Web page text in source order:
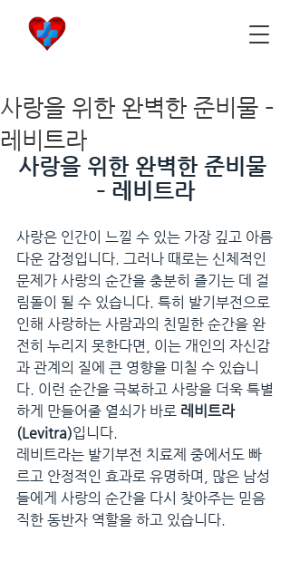
사랑을 위한 완벽한 준비물 –
레비트라
사랑을 위한 완벽한 준비물
– 레비트라
사랑은 인간이 느낄 수 있는 가장 깊고 아름
다운 감정입니다. 그러나 때로는 신체적인
문제가 사랑의 순간을 충분히 즐기는 데 걸
림돌이 될 수 있습니다. 특히 발기부전으로
인해 사랑하는 사람과의 친밀한 순간을 완
전히 누리지 못한다면, 이는 개인의 자신감
과 관계의 질에 큰 영향을 미칠 수 있습니
다. 이런 순간을 극복하고 사랑을 더욱 특별
하게 만들어줄 열쇠가 바로 레비트라
(Levitra)입니다.
레비트라는 발기부전 치료제 중에서도 빠
르고 안정적인 효과로 유명하며, 많은 남성
들에게 사랑의 순간을 다시 찾아주는 믿음
직한 동반자 역할을 하고 있습니다.